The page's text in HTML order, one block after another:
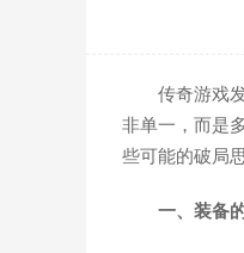
传奇游戏
非单一，而是
些可能的破局思
一、装备